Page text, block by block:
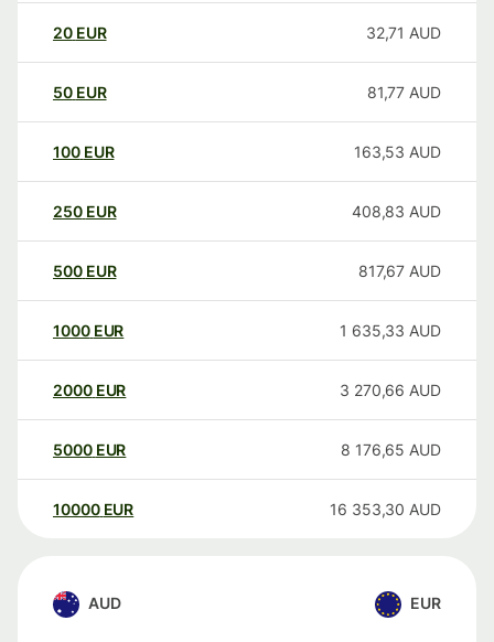
20 EUR 32,71 AUD
50 EUR 81,77 AUD
100 EUR 163,53 AUD
250 EUR 408,83 AUD
500 EUR 817,67 AUD
1000 EUR 1 635,33 AUD
2000 EUR 3 270,66 AUD
5000 EUR 8 176,65 AUD
10000 EUR 16 353,30 AUD
AUD EUR